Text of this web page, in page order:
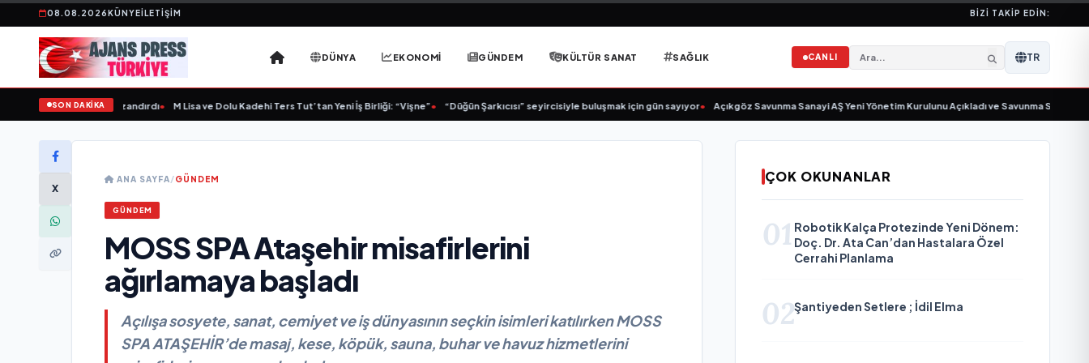
08.08.2026KÜNYEİLETIŞIM BIZI TAKIP EDIN:
DÜNYA EKONOMİ GÜNDEM KÜLTÜR SANAT SAĞLIK CANLI TR
SON DAKİKA
Yeni Bir Marka Kazandırdı• M Lisa ve Dolu Kadehi Ters Tut’tan Yeni İş Birliği: “Vişne”• “Düğün Şarkıcısı” seyircisiyle buluşmak için gün sayıyor• Açıkgöz Savunma Sanayi AŞ Yeni Yönetim Kurulunu Açıkladı ve Savunma Sanayinde
X
ANA SAYFA/GÜNDEM
GÜNDEM
MOSS SPA Ataşehir misafirlerini
ağırlamaya başladı
Açılışa sosyete, sanat, cemiyet ve iş dünyasının seçkin isimleri katılırken MOSS
SPA ATAŞEHİR’de masaj, kese, köpük, sauna, buhar ve havuz hizmetlerini
ÇOK OKUNANLAR
01 Robotik Kalça Protezinde Yeni Dönem:
Doç. Dr. Ata Can’dan Hastalara Özel
Cerrahi Planlama
02Şantiyeden Setlere ; İdil Elma